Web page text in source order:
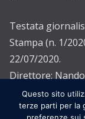
Testata
Stampa (n. 1/
22/07/2020.
Direttore:
Editore:
Questo sito
terze parti per la